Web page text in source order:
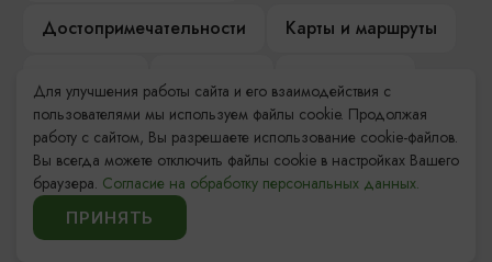
Достопримечательности
Карты и маршруты
Компас Балтийской кухни
Настоящий Калининградец
Музеи
Для улучшения работы сайта и его взаимодействия с
пользователями мы используем файлы cookie. Продолжая
работу с сайтом, Вы разрешаете использование cookie-файлов.
Вы всегда можете отключить файлы cookie в настройках Вашего
браузера. Согласие на обработку персональных данных.
ПРИНЯТЬ